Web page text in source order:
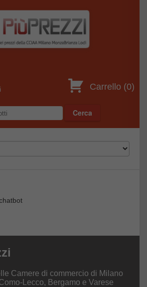
Carrello (0)
Camere di commercio di Milano
Lecco, Bergamo e Varese